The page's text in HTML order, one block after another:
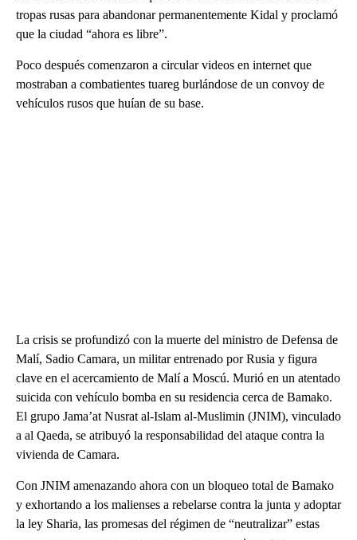
tropas rusas para abandonar permanentemente Kidal y proclamó
que la ciudad “ahora es libre”.
Poco después comenzaron a circular videos en internet que
mostraban a combatientes tuareg burlándose de un convoy de
vehículos rusos que huían de su base.
La crisis se profundizó con la muerte del ministro de Defensa de
Malí, Sadio Camara, un militar entrenado por Rusia y figura
clave en el acercamiento de Malí a Moscú. Murió en un atentado
suicida con vehículo bomba en su residencia cerca de Bamako.
El grupo Jama’at Nusrat al-Islam al-Muslimin (JNIM), vinculado
a al Qaeda, se atribuyó la responsabilidad del ataque contra la
vivienda de Camara.
Con JNIM amenazando ahora con un bloqueo total de Bamako
y exhortando a los malienses a rebelarse contra la junta y adoptar
la ley Sharia, las promesas del régimen de “neutralizar” estas